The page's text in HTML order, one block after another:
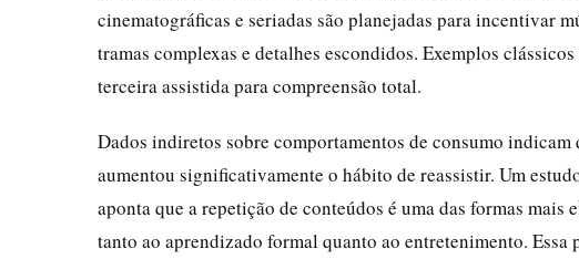
cinematográficas e seriadas são planejadas para incentivar
tramas complexas e detalhes escondidos. Exemplos
terceira assistida para compreensão total.
Dados indiretos sobre comportamentos de consumo
aumentou significativamente o hábito de reassistir. Um
aponta que a repetição de conteúdos é uma das formas
tanto ao aprendizado formal quanto ao entretenimento.